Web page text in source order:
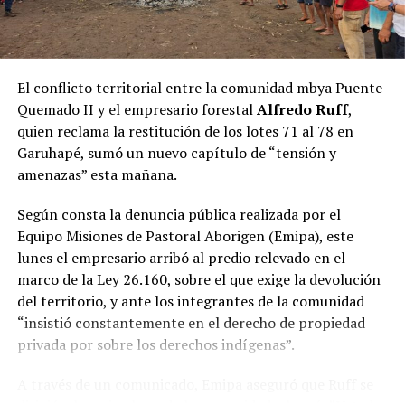
marco de un encuentro de trabajo centrado en el
fortalecimiento de la conectividad aérea de Misiones y
en los preparativos para el inicio de la nueva línea aérea
Durante la reunión, las autoridades repasaron el
cronograma previsto para el comienzo de la nueva
conexión, cuyovuelo inaugural tendrá lugar el
próximo 1 de noviembre
incorporación de esta alternativa para el desarrollo del
turismo, la actividad económica y la movilidad de los
misioneros.
“Es muy importante para Misiones, porque somos una
provincia turística y porque somos más de un millón y
medio de misioneros. Además, Buenos Aires nos queda
El conflicto territorial entre la comunidad mbya Puente
Quemado II y el empresario forestalAlfredo Ruff,
quien reclama la restitución de los lotes 71 al 78 en
Garuhapé, sumó un nuevo capítulo de “tensión y
amenazas” esta mañana.
Según consta la denuncia pública realizada por el
Equipo Misiones de Pastoral Aborigen (Emipa), este
lunes el empresario arribó al predio relevado en el
marco de la Ley 26.160, sobre el que exige la devolución
del territorio, y ante los integrantes de la comunidad
“insistió constantemente en el derecho de propiedad
privada por sobre los derechos indígenas”.